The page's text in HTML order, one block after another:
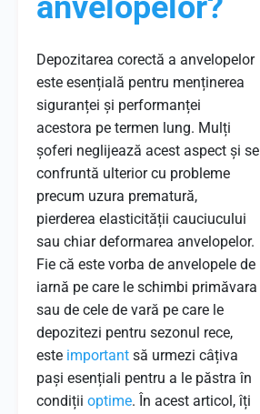
Depozitarea corectă a anvelopelor
este esențială pentru menținerea
siguranței și performanței
acestora pe termen lung. Mulți
șoferi neglijează acest aspect și se
confruntă ulterior cu probleme
precum uzura prematură,
pierderea elasticității cauciucului
sau chiar deformarea anvelopelor.
Fie că este vorba de anvelopele de
iarnă pe care le schimbi primăvara
sau de cele de vară pe care le
depozitezi pentru sezonul rece,
este important să urmezi câțiva
pași esențiali pentru a le păstra în
condiții optime. În acest articol, îți